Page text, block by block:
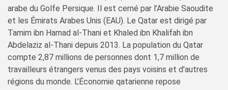
arabe du Golfe Persique. Il est cerné par l’Arabie Saoudite
et les Émirats Arabes Unis (EAU). Le Qatar est dirigé par
Tamim ibn Hamad al-Thani et Khaled ibn Khalifah ibn
Abdelaziz al-Thani depuis 2013. La population du Qatar
compte 2,87 millions de personnes dont 1,7 million de
travailleurs étrangers venus des pays voisins et d'autres
régions du monde. L’Économie qatarienne repose